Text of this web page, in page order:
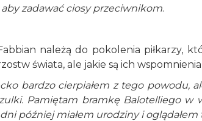
aby zadawać ciosy przeciwnikom.
należą do pokolenia piłkarzy,
świata, ale jakie są ich
bardzo cierpiałem z tego powodu,
Pamiętam bramkę Balotelliego w
później miałem urodziny i